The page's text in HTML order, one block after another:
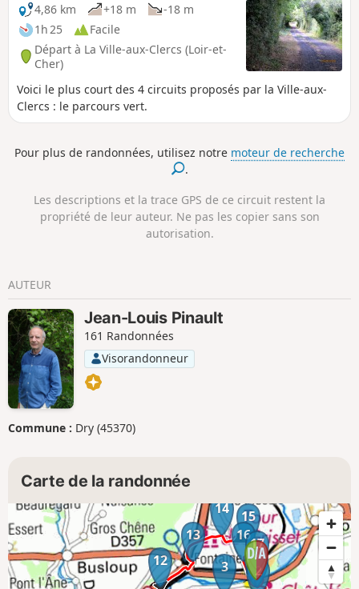
4,86 km
+18 m
-18 m
1h 25
Facile
Départ à La Ville-aux-Clercs (Loir-et-
Cher)
Voici le plus court des 4 circuits proposés par la Ville-aux-
Clercs : le parcours vert.
Pour plus de randonnées, utilisez notre moteur de recherche
.
Les descriptions et la trace GPS de ce circuit restent la
propriété de leur auteur. Ne pas les copier sans son
autorisation.
AUTEUR
Jean-Louis Pinault
161 Randonnées
Visorandonneur
Commune : Dry (45370)
Carte de la randonnée
1
2
3
12
13
14
15
1617